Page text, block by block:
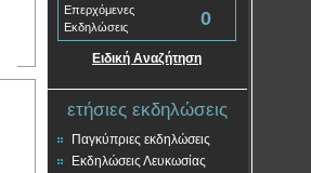
Επερχόμενες
Εκδηλώσεις
0
Ειδική Αναζήτηση
ετήσιες εκδηλώσεις
Παγκύπριες εκδηλώσεις
Εκδηλώσεις Λευκωσίας